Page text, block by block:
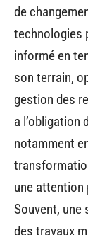
de
technologies
informé en
son terrain,
gestion des
a l’obligation
notamment
une attention
Souvent, une
des travaux